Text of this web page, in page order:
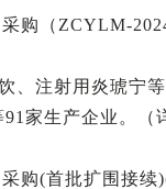
购（ZCYLM-
、注射用炎琥宁
家生产企业。（
购(首批扩围接